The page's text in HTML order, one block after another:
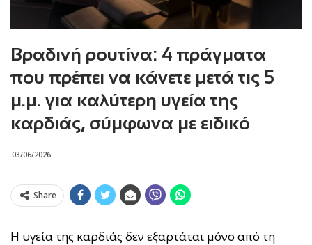
Βραδινή ρουτίνα: 4 πράγματα
που πρέπει να κάνετε μετά τις 5
μ.μ. για καλύτερη υγεία της
καρδιάς, σύμφωνα με ειδικό
03/06/2026
Share
Η υγεία της καρδιάς δεν εξαρτάται μόνο από τη